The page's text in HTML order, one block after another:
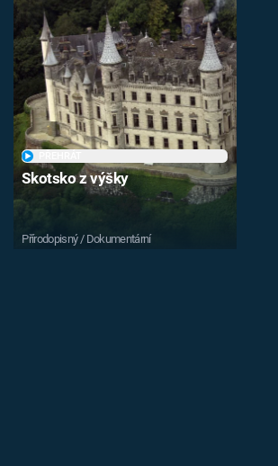
Skotsko z výšky
Přírodopisný / Dokumentární